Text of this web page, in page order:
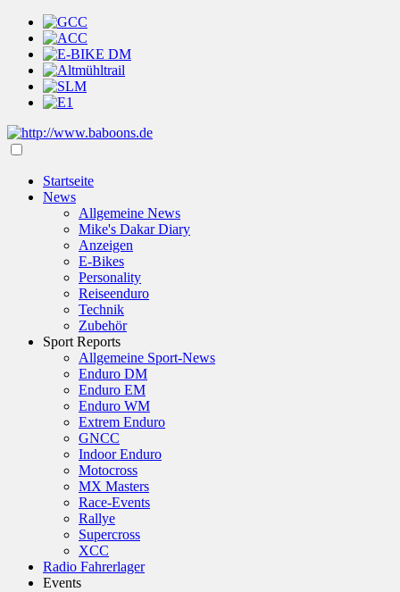
Startseite
News
Allgemeine News
Mike's Dakar Diary
Anzeigen
E-Bikes
Personality
Reiseenduro
Technik
Zubehör
Sport Reports
Allgemeine Sport-News
Enduro DM
Enduro EM
Enduro WM
Extrem Enduro
GNCC
Indoor Enduro
Motocross
MX Masters
Race-Events
Rallye
Supercross
XCC
Radio Fahrerlager
Events